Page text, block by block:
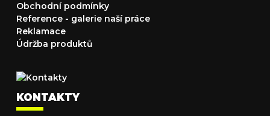
Obchodní podmínky
Reference - galerie naší práce
Reklamace
Údržba produktů
KONTAKTY